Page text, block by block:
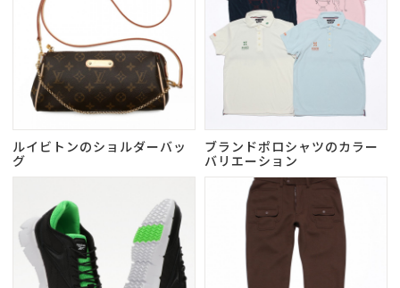
ルイビトンのショルダーバッ
グ
ブランドポロシャツのカラー
バリエーション